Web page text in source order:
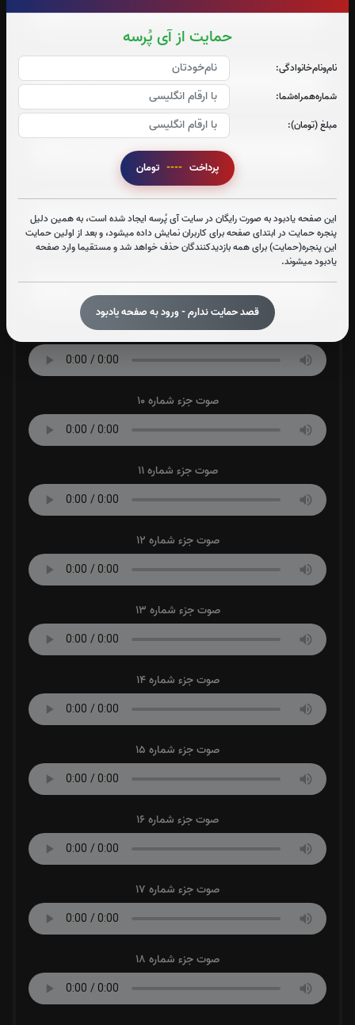
حمایت از آی پُرسه
نام‌و‌نام‌خانوادگی:
شماره‌همراه‌شما:
مبلغ (تومان):
پرداخت ----
این صفحه یادبود به صورت رایگان در سایت آی پُرسه ایجاد شده است، به همین دلیل
پنجره حمایت در ابتدای صفحه برای کاربران نمایش داده میشود، و بعد از اولین حمایت
این پنجره(حمایت) برای همه بازدیدکنندگان حذف خواهد شد و مستقیما وارد صفحه
یادبود میشوند.
قصد حمایت ندارم - ورود به صفحه یادبود
صوت جزء شماره 5
صوت جزء شماره 6
صوت جزء شماره 7
صوت جزء شماره 9
صوت جزء شماره 10
صوت جزء شماره 11
صوت جزء شماره 12
صوت جزء شماره 13
صوت جزء شماره 14
صوت جزء شماره 15
صوت جزء شماره 16
صوت جزء شماره 17
صوت جزء شماره 18